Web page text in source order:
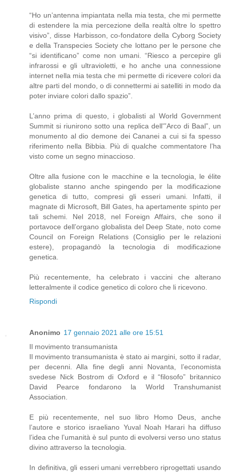
“Ho un’antenna impiantata nella mia testa, che mi permette
di estendere la mia percezione della realtà oltre lo spettro
visivo”, disse Harbisson, co-fondatore della Cyborg Society
e della Transpecies Society che lottano per le persone che
“si identificano” come non umani. “Riesco a percepire gli
infrarossi e gli ultravioletti, e ho anche una connessione
internet nella mia testa che mi permette di ricevere colori da
altre parti del mondo, o di connettermi ai satelliti in modo da
poter inviare colori dallo spazio”.
L’anno prima di questo, i globalisti al World Government
Summit si riunirono sotto una replica dell'”Arco di Baal”, un
monumento al dio demone dei Cananei a cui si fa spesso
riferimento nella Bibbia. Più di qualche commentatore l’ha
visto come un segno minaccioso.
Oltre alla fusione con le macchine e la tecnologia, le élite
globaliste stanno anche spingendo per la modificazione
genetica di tutto, compresi gli esseri umani. Infatti, il
magnate di Microsoft, Bill Gates, ha apertamente spinto per
tali schemi. Nel 2018, nel Foreign Affairs, che sono il
portavoce dell’organo globalista del Deep State, noto come
Council on Foreign Relations (Consiglio per le relazioni
estere), propagandò la tecnologia di modificazione
genetica.
Più recentemente, ha celebrato i vaccini che alterano
letteralmente il codice genetico di coloro che li ricevono.
Rispondi
Anonimo 17 gennaio 2021 alle ore 15:51
Il movimento transumanista
Il movimento transumanista è stato ai margini, sotto il radar,
per decenni. Alla fine degli anni Novanta, l’economista
svedese Nick Bostrom di Oxford e il “filosofo” britannico
David Pearce fondarono la World Transhumanist
Association.
E più recentemente, nel suo libro Homo Deus, anche
l’autore e storico israeliano Yuval Noah Harari ha diffuso
l’idea che l’umanità è sul punto di evolversi verso uno status
divino attraverso la tecnologia.
In definitiva, gli esseri umani verrebbero riprogettati usando